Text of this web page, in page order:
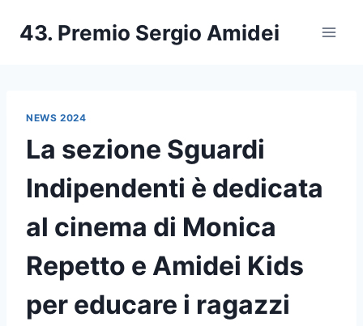
43. Premio Sergio Amidei
NEWS 2024
La sezione Sguardi
Indipendenti è dedicata
al cinema di Monica
Repetto e Amidei Kids
per educare i ragazzi